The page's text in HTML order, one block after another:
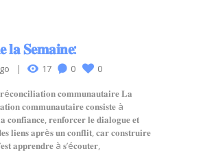
𝐥𝐚 𝐒𝐞𝐦𝐚𝐢𝐧𝐞:
17 0 0
𝐜𝐨𝐦𝐦𝐮𝐧𝐚𝐮𝐭𝐚𝐢𝐫𝐞 𝐋𝐚
𝐜𝐨𝐦𝐦𝐮𝐧𝐚𝐮𝐭𝐚𝐢𝐫𝐞 𝐜𝐨𝐧𝐬𝐢𝐬𝐭𝐞 à
𝐜𝐨𝐧𝐟𝐢𝐚𝐧𝐜𝐞, 𝐫𝐞𝐧𝐟𝐨𝐫𝐜𝐞𝐫 𝐥𝐞 𝐝𝐢𝐚𝐥𝐨𝐠𝐮𝐞 𝐞𝐭
𝐥𝐢𝐞𝐧𝐬 𝐚𝐩𝐫è𝐬 𝐮𝐧 𝐜𝐨𝐧𝐟𝐥𝐢𝐭, 𝐜𝐚𝐫 𝐜𝐨𝐧𝐬𝐭𝐫𝐮𝐢𝐫𝐞
𝐚𝐩𝐩𝐫𝐞𝐧𝐝𝐫𝐞 à 𝐬’é𝐜𝐨𝐮𝐭𝐞𝐫,